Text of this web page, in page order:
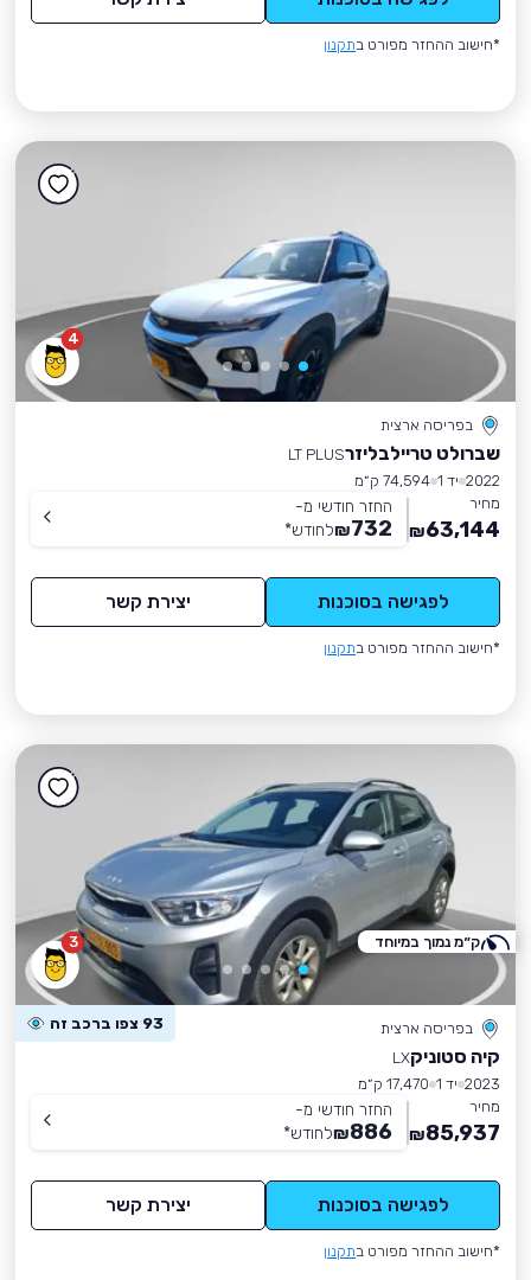
*חישוב ההחזר מפורט בתקנון
4
בפריסה ארצית
שברולט טריילבליזרLT PLUS
2022 יד 1
74,594 ק״מ
מחיר
63,144
₪
החזר חודשי מ-
732
₪לחודש*
לפגישה בסוכנות יצירת קשר
*חישוב ההחזר מפורט בתקנון
3
בפריסה ארצית 93 צפו ברכב זה
קיה סטוניקLX
2023 יד 1
17,470 ק״מ
מחיר
85,937
₪
החזר חודשי מ-
886
₪לחודש*
לפגישה בסוכנות יצירת קשר
*חישוב ההחזר מפורט בתקנון
ק״מ נמוך במיוחד